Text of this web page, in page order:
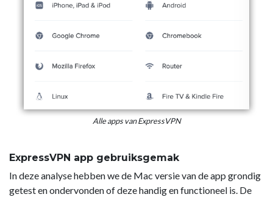
Alle apps van ExpressVPN
ExpressVPN app gebruiksgemak
In deze analyse hebben we de Mac versie van de app grondig
getest en ondervonden of deze handig en functioneel is. De